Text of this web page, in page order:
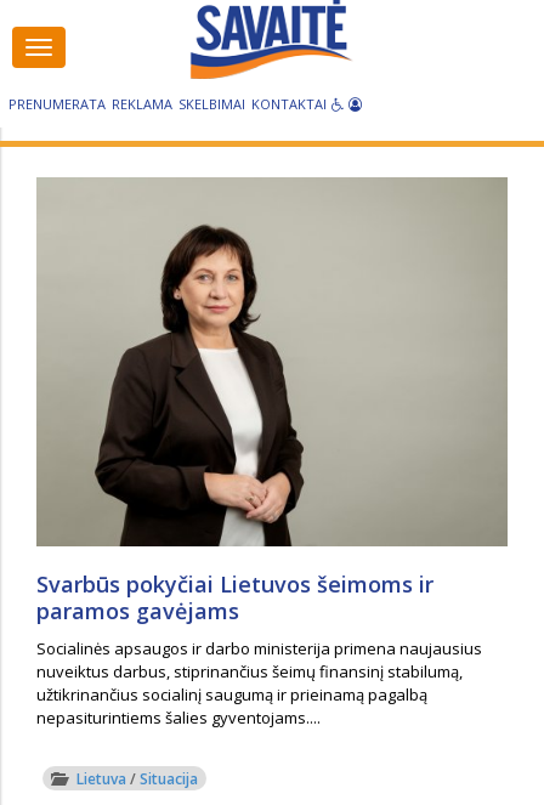
PRENUMERATA REKLAMA SKELBIMAI KONTAKTAI
Visos
kategorijos
Svarbūs pokyčiai Lietuvos šeimoms ir
paramos gavėjams
Socialinės apsaugos ir darbo ministerija primena naujausius
nuveiktus darbus, stiprinančius šeimų finansinį stabilumą,
užtikrinančius socialinį saugumą ir prieinamą pagalbą
nepasiturintiems šalies gyventojams....
Lietuva /Situacija